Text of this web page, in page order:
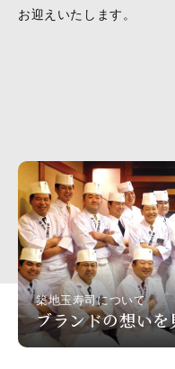
お迎えいたします。
築地玉寿司について
ブランドの想いを